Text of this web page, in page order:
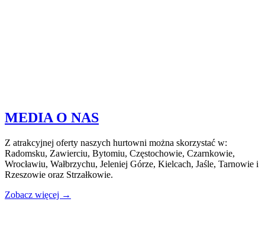
MEDIA O NAS
Z atrakcyjnej oferty naszych hurtowni można skorzystać w:
Radomsku, Zawierciu, Bytomiu, Częstochowie, Czarnkowie,
Wrocławiu, Wałbrzychu, Jeleniej Górze, Kielcach, Jaśle, Tarnowie i
Rzeszowie oraz Strzałkowie.
Zobacz więcej →